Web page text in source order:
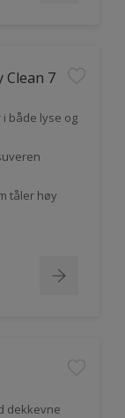
Clean 7
både lyse og
tåler høy
dekkevne